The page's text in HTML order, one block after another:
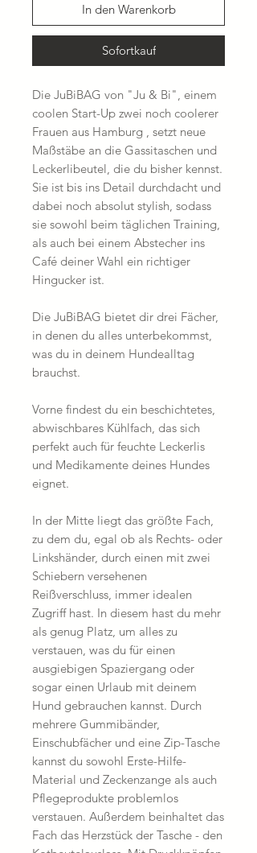
In den Warenkorb
Sofortkauf
Die JuBiBAG von "Ju & Bi", einem
coolen Start-Up zwei noch coolerer
Frauen aus Hamburg , setzt neue
Maßstäbe an die Gassitaschen und
Leckerlibeutel, die du bisher kennst.
Sie ist bis ins Detail durchdacht und
dabei noch absolut stylish, sodass
sie sowohl beim täglichen Training,
als auch bei einem Abstecher ins
Café deiner Wahl ein richtiger
Hingucker ist.
Die JuBiBAG bietet dir drei Fächer,
in denen du alles unterbekommst,
was du in deinem Hundealltag
brauchst.
Vorne findest du ein beschichtetes,
abwischbares Kühlfach, das sich
perfekt auch für feuchte Leckerlis
und Medikamente deines Hundes
eignet.
In der Mitte liegt das größte Fach,
zu dem du, egal ob als Rechts- oder
Linkshänder, durch einen mit zwei
Schiebern versehenen
Reißverschluss, immer idealen
Zugriff hast. In diesem hast du mehr
als genug Platz, um alles zu
verstauen, was du für einen
ausgiebigen Spaziergang oder
sogar einen Urlaub mit deinem
Hund gebrauchen kannst. Durch
mehrere Gummibänder,
Einschubfächer und eine Zip-Tasche
kannst du sowohl Erste-Hilfe-
Material und Zeckenzange als auch
Pflegeprodukte problemlos
verstauen. Außerdem beinhaltet das
Fach das Herzstück der Tasche - den